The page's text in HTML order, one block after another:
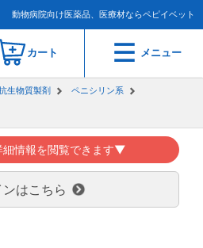
動物病院向け医薬品、医療材ならペピイベット
カート メニュー
生物質製剤 ペニシリン系
細情報を閲覧できます▼
ンはこちら